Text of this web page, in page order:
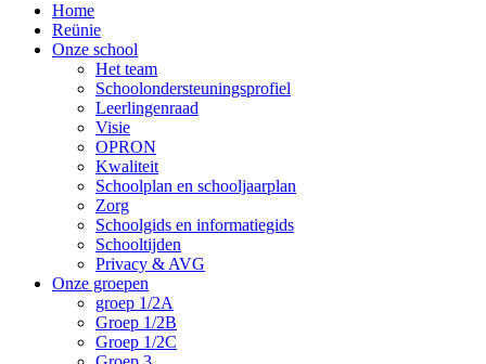
Home
Reünie
Onze school
Het team
Schoolondersteuningsprofiel
Leerlingenraad
Visie
OPRON
Kwaliteit
Schoolplan en schooljaarplan
Zorg
Schoolgids en informatiegids
Schooltijden
Privacy & AVG
Onze groepen
groep 1/2A
Groep 1/2B
Groep 1/2C